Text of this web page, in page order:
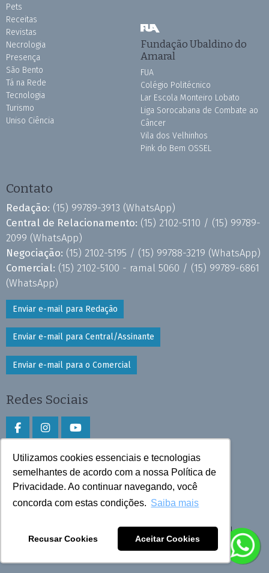
Utilizamos cookies essenciais e tecnologias
semelhantes de acordo com a nossa Política de
Privacidade. Ao continuar navegando, você
concorda com estas condições. Saiba mais
Recusar Cookies Aceitar Cookies
Pets
Receitas
Revistas
Necrologia
Presença
São Bento
Tá na Rede
Tecnologia
Turismo
Uniso Ciência
Fundação Ubaldino do
Amaral
FUA
Colégio Politécnico
Lar Escola Monteiro Lobato
Liga Sorocabana de Combate ao
Câncer
Vila dos Velhinhos
Pink do Bem OSSEL
Contato
Redação: (15) 99789-3913 (WhatsApp)
Central de Relacionamento: (15) 2102-5110 / (15) 99789-
2099 (WhatsApp)
Negociação: (15) 2102-5195 / (15) 99788-3219 (WhatsApp)
Comercial: (15) 2102-5100 - ramal 5060 / (15) 99789-6861
(WhatsApp)
Enviar e-mail para Redação
Enviar e-mail para Central/Assinante
Enviar e-mail para o Comercial
Redes Sociais
Faça download do aplicativo
Play Store e App Store
Todos os direitos reservados © 2026 Cruzeiro do Sul